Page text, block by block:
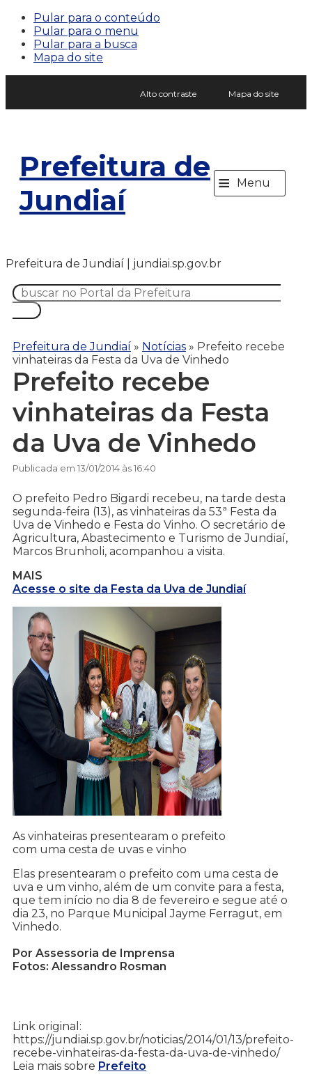
Pular para o conteúdo
Pular para o menu
Pular para a busca
Mapa do site
Alto contraste Mapa do site
Prefeitura de
Jundiaí
≡ Menu
Prefeitura de Jundiaí | jundiai.sp.gov.br
Prefeitura de Jundiaí » Notícias » Prefeito recebe
vinhateiras da Festa da Uva de Vinhedo
Prefeito recebe
vinhateiras da Festa
da Uva de Vinhedo
Publicada em 13/01/2014 às 16:40
O prefeito Pedro Bigardi recebeu, na tarde desta
segunda-feira (13), as vinhateiras da 53ª Festa da
Uva de Vinhedo e Festa do Vinho. O secretário de
Agricultura, Abastecimento e Turismo de Jundiaí,
Marcos Brunholi, acompanhou a visita.
MAIS
Acesse o site da Festa da Uva de Jundiaí
As vinhateiras presentearam o prefeito
com uma cesta de uvas e vinho
Elas presentearam o prefeito com uma cesta de
uva e um vinho, além de um convite para a festa,
que tem início no dia 8 de fevereiro e segue até o
dia 23, no Parque Municipal Jayme Ferragut, em
Vinhedo.
Por Assessoria de Imprensa
Fotos: Alessandro Rosman
Link original:
https://jundiai.sp.gov.br/noticias/2014/01/13/prefeito-
recebe-vinhateiras-da-festa-da-uva-de-vinhedo/
Leia mais sobre Prefeito